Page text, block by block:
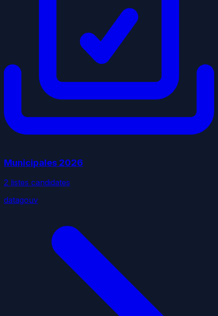
Municipales 2026
2 listes candidates
datagouv